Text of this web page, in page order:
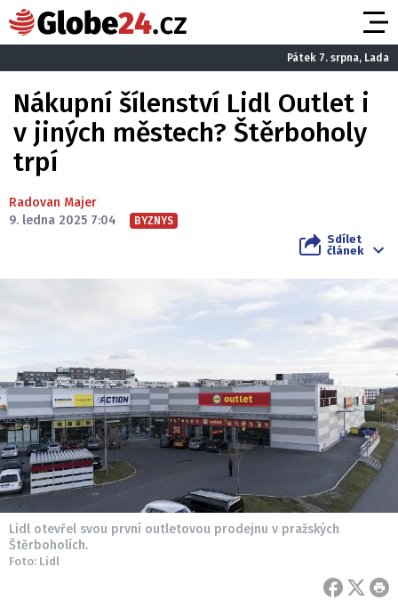
Pátek 7. srpna, Lada
Nákupní šílenství Lidl Outlet i
v jiných městech? Štěrboholy
trpí
Radovan Majer
9. ledna 2025 7:04
BYZNYS
Sdílet
článek
Lidl otevřel svou první outletovou prodejnu v pražských
Štěrboholích.
Foto: Lidl